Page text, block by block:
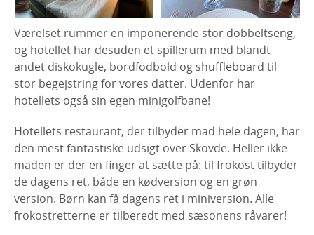
Værelset rummer en imponerende stor dobbeltseng,
og hotellet har desuden et spillerum med blandt
andet diskokugle, bordfodbold og shuffleboard til
stor begejstring for vores datter. Udenfor har
hotellets også sin egen minigolfbane!
Hotellets restaurant, der tilbyder mad hele dagen, har
den mest fantastiske udsigt over Skövde. Heller ikke
maden er der en finger at sætte på: til frokost tilbyder
de dagens ret, både en kødversion og en grøn
version. Børn kan få dagens ret i miniversion. Alle
frokostretterne er tilberedt med sæsonens råvarer!